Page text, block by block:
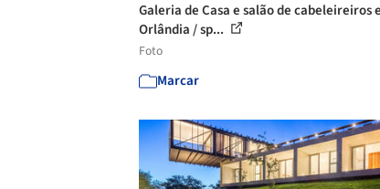
Galeria de Casa e salão de cabeleireiros
Orlândia / sp...
Foto
Marcar